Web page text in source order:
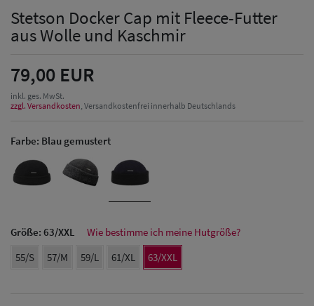
Herren Caps
Stetson Docker Cap mit Fleece-Futter
aus Wolle und Kaschmir
79,00 EUR
inkl. ges. MwSt.
zzgl. Versandkosten, Versandkostenfrei innerhalb Deutschlands
Farbe: Blau gemustert
Größe: 63/XXL
Wie bestimme ich meine Hutgröße?
55/S
57/M 59/L 61/XL 63/XXL